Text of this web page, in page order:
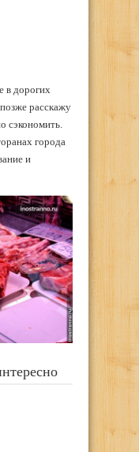
в дорогих
расскажу
сэкономить.
города
и